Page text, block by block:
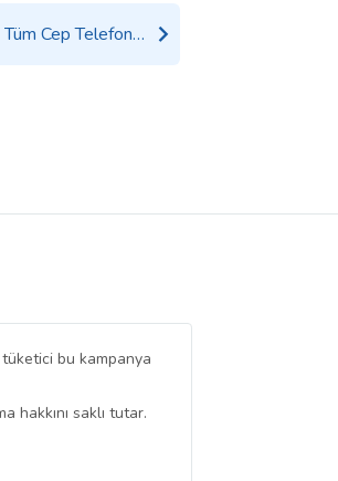
Tüm Cep Telefonu Ürünleri Ürünleri
tüketici bu kampanya
hakkını saklı tutar.